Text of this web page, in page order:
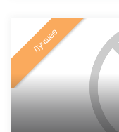
Лучшее